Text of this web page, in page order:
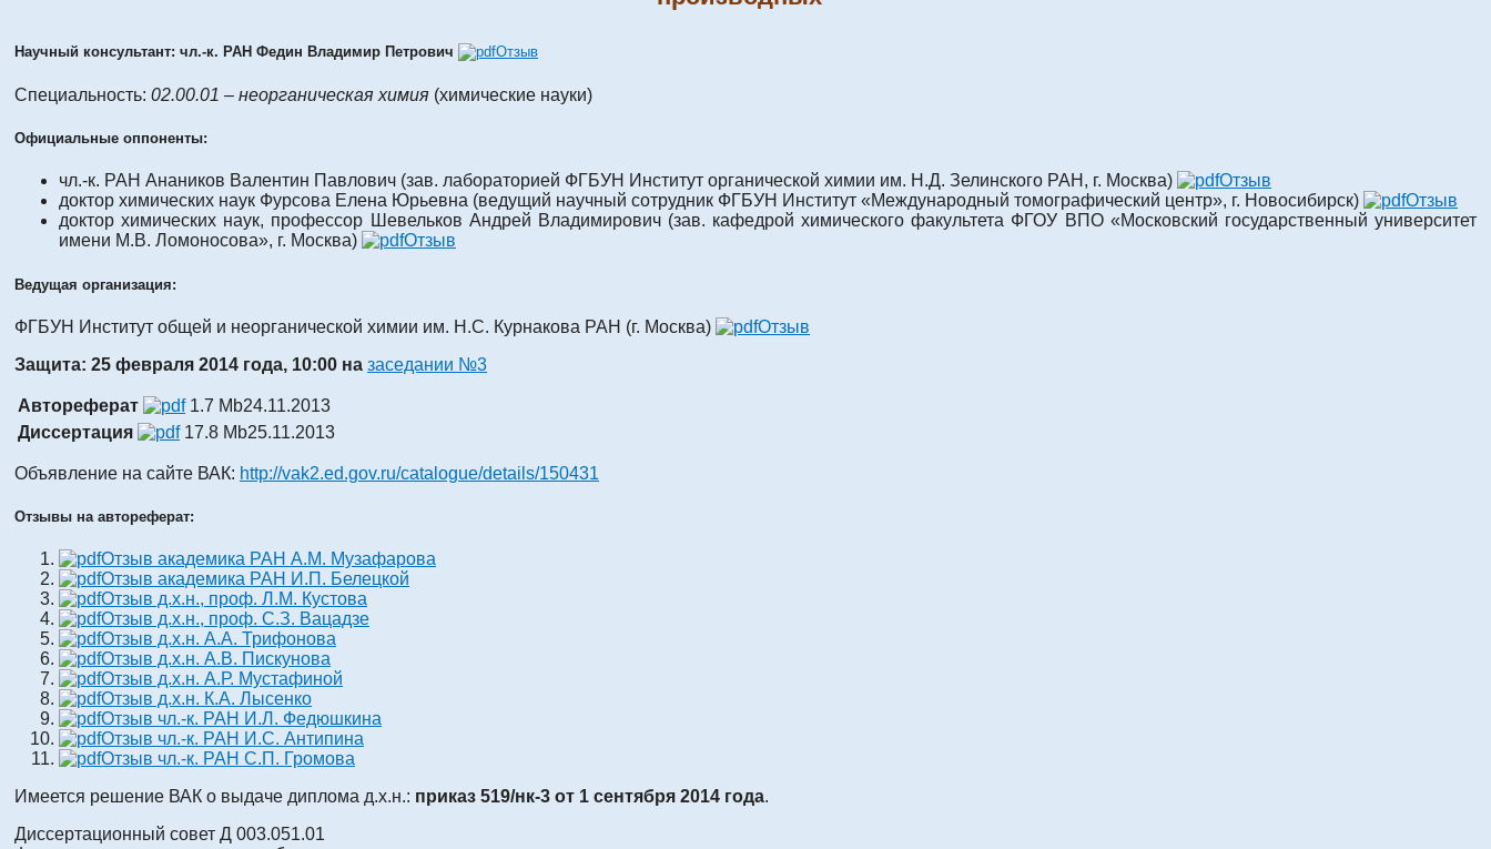
Научный консультант: чл.-к. РАН Федин Владимир Петрович Отзыв
Специальность: 02.00.01 – неорганическая химия (химические науки)
Официальные оппоненты:
чл.-к. РАН Анаников Валентин Павлович (зав. лабораторией ФГБУН Институт органической химии им. Н.Д. Зелинского РАН, г. Москва)
Отзыв
доктор химических наук Фурсова Елена Юрьевна (ведущий научный сотрудник ФГБУН Институт «Международный томографический центр», г. Новосибирск)
Отзыв
доктор химических наук, профессор Шевельков Андрей Владимирович (зав. кафедрой химического факультета ФГОУ ВПО «Московский государственный университет
имени М.В. Ломоносова», г. Москва)
Отзыв
Ведущая организация:
ФГБУН Институт общей и неорганической химии им. Н.С. Курнакова РАН (г. Москва)
Отзыв
Защита: 25 февраля 2014 года, 10:00 на заседании №3
Автореферат 1.7 Mb24.11.2013
Диссертация
17.8 Mb25.11.2013
Объявление на сайте ВАК: http://vak2.ed.gov.ru/catalogue/details/150431
Отзывы на автореферат:
Отзыв академика РАН А.М. Музафарова
Отзыв академика РАН И.П. Белецкой
Отзыв д.х.н., проф. Л.М. Кустова
Отзыв д.х.н., проф. С.З. Вацадзе
Отзыв д.х.н. А.А. Трифонова
Отзыв д.х.н. А.В. Пискунова
Отзыв д.х.н. А.Р. Мустафиной
Отзыв д.х.н. К.А. Лысенко
Отзыв чл.-к. РАН И.Л. Федюшкина
Отзыв чл.-к. РАН И.С. Антипина
Отзыв чл.-к. РАН С.П. Громова
Имеется решение ВАК о выдаче диплома д.х.н.: приказ 519/нк-3 от 1 сентября 2014 года.
Диссертационный совет Д 003.051.01